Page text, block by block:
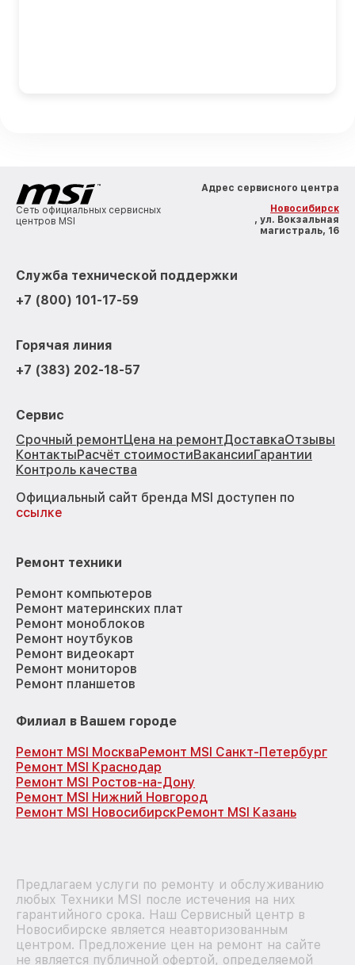
Сеть официальных сервисных
центров MSI
Адрес сервисного центра
Новосибирск
, ул. Вокзальная
магистраль, 16
Служба технической поддержки
+7 (800) 101-17-59
Горячая линия
+7 (383) 202-18-57
Сервис
Срочный ремонтЦена на ремонтДоставкаОтзывы
КонтактыРасчёт стоимостиВакансииГарантии
Контроль качества
Официальный сайт бренда MSI доступен по
ссылке
Ремонт техники
Ремонт компьютеров
Ремонт материнских плат
Ремонт моноблоков
Ремонт ноутбуков
Ремонт видеокарт
Ремонт мониторов
Ремонт планшетов
Филиал в Вашем городе
Ремонт MSI МоскваРемонт MSI Санкт-Петербург
Ремонт MSI Краснодар
Ремонт MSI Ростов-на-Дону
Ремонт MSI Нижний Новгород
Ремонт MSI НовосибирскРемонт MSI Казань
Предлагаем услуги по ремонту и обслуживанию
любых Техники MSI после истечения на них
гарантийного срока. Наш Сервисный центр в
Новосибирске является неавторизованным
центром. Предложение цен на ремонт на сайте
не является публичной офертой, определяемой